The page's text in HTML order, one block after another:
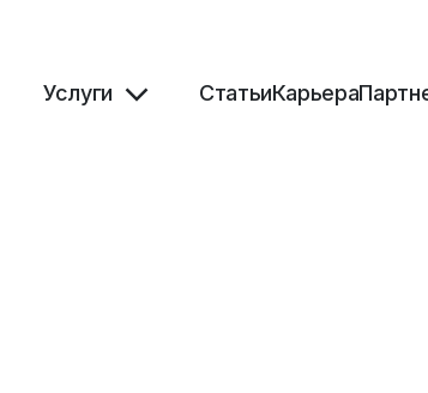
Услуги СтатьиКарьера